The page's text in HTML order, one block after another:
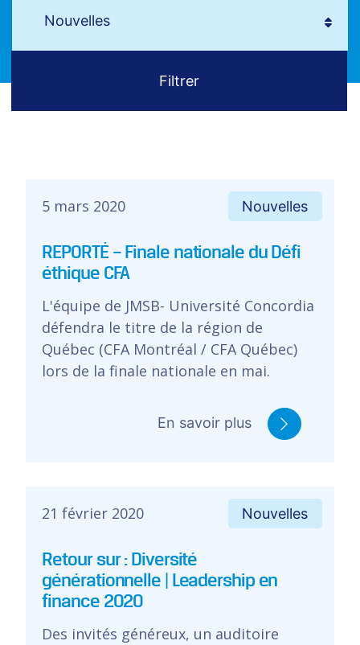
Nouvelles
5 mars 2020
REPORTÉ – Finale nationale du Défi
éthique CFA
L'équipe de JMSB- Université Concordia
défendra le titre de la région de
Québec (CFA Montréal / CFA Québec)
lors de la finale nationale en mai.
En savoir plus
Nouvelles
21 février 2020
Retour sur : Diversité
générationnelle | Leadership en
finance 2020
Des invités généreux, un auditoire